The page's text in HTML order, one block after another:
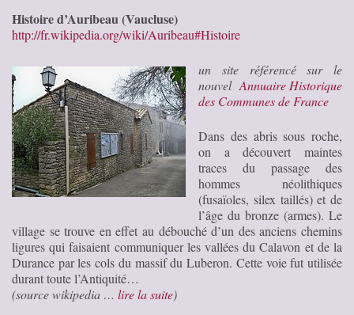
Histoire d’Auribeau (Vaucluse)
http://fr.wikipedia.org/wiki/Auribeau#Histoire
un site référencé sur le
nouvel Annuaire Historique
des Communes de France
Dans des abris sous roche,
on a découvert maintes
traces du passage des
hommes néolithiques
(fusaïoles, silex taillés) et de
l’âge du bronze (armes). Le
village se trouve en effet au débouché d’un des anciens chemins
ligures qui faisaient communiquer les vallées du Calavon et de la
Durance par les cols du massif du Luberon. Cette voie fut utilisée
durant toute l’Antiquité…
(source wikipedia … lire la suite)